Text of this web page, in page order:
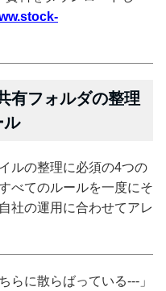
有フォルダの整理
ル
ルの整理に必須の4つの
べてのルールを一度にそ
社の運用に合わせてアレ
らに散らばっている---」